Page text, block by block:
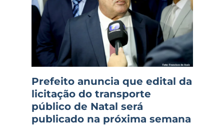
Prefeito anuncia que edital da
licitação do transporte
público de Natal será
publicado na próxima semana